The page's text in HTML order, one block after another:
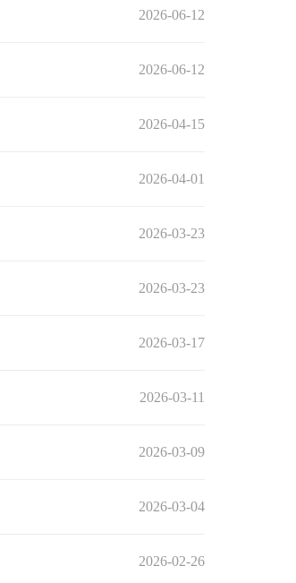
2026-06-12
2026-06-12
2026-04-15
2026-04-01
2026-03-23
2026-03-23
2026-03-17
2026-03-11
2026-03-09
2026-03-04
2026-02-26